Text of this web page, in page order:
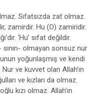
Sıfatsızda zat olmaz.
zamirdir. Hu (O) zamiridir.
‘Hu’ sıfat değildir.
sınırı- olmayan sonsuz nur
yoğunlaşmış ve kendi
ve kuvvet olan Allah’ın
ve kızları da olmaz.
kızı olmaz. Allah’ın